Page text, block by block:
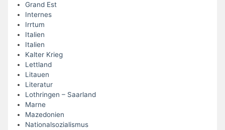
Grand Est
Internes
Irrtum
Italien
Italien
Kalter Krieg
Lettland
Litauen
Literatur
Lothringen – Saarland
Marne
Mazedonien
Nationalsozialismus